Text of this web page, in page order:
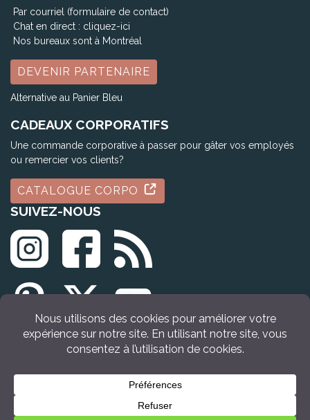
VOIR LE PRODUIT
Par courriel (formulaire de contact)
Chat en direct : cliquez-ici
Nos bureaux sont à Montréal
DEVENIR PARTENAIRE
Alternative au Panier Bleu
CADEAUX CORPORATIFS
Une commande corporative à passer pour gâter vos employés
ou remercier vos clients?
CATALOGUE CORPO
SUIVEZ-NOUS
© Tous droits réservés Idée Cadeau Québec (2009 - 2026)